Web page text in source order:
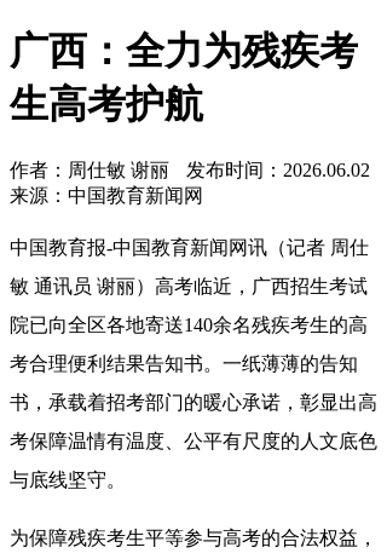
广西：全力为残疾考
生高考护航
作者：周仕敏 谢丽
发布时间：2026.06.02
来源：中国教育新闻网
中国教育报-中国教育新闻网讯（记者 周仕
敏 通讯员 谢丽） 高考临近，广西招生考试
院已向全区各地寄送140余名残疾考生的高
考合理便利结果告知书。一纸薄薄的告知
书，承载着招考部门的暖心承诺，彰显出高
考保障温情有温度、公平有尺度的人文底色
与底线坚守。
为保障残疾考生平等参与高考的合法权益，